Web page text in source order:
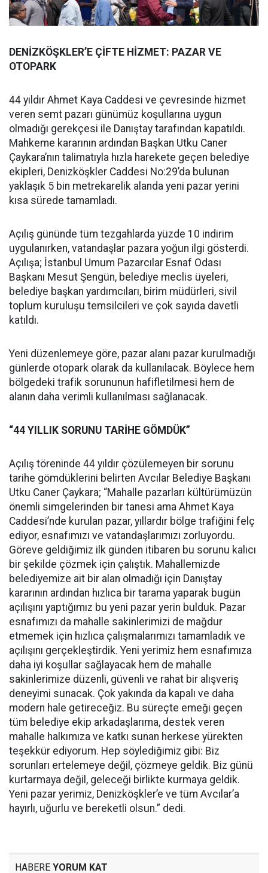
DENİZKÖŞKLER’E ÇİFTE HİZMET: PAZAR VE
OTOPARK
44 yıldır Ahmet Kaya Caddesi ve çevresinde hizmet
veren semt pazarı günümüz koşullarına uygun
olmadığı gerekçesi ile Danıştay tarafından kapatıldı.
Mahkeme kararının ardından Başkan Utku Caner
Çaykara’nın talimatıyla hızla harekete geçen belediye
ekipleri, Denizköşkler Caddesi No:29’da bulunan
yaklaşık 5 bin metrekarelik alanda yeni pazar yerini
kısa sürede tamamladı.
Açılış gününde tüm tezgahlarda yüzde 10 indirim
uygulanırken, vatandaşlar pazara yoğun ilgi gösterdi.
Açılışa; İstanbul Umum Pazarcılar Esnaf Odası
Başkanı Mesut Şengün, belediye meclis üyeleri,
belediye başkan yardımcıları, birim müdürleri, sivil
toplum kuruluşu temsilcileri ve çok sayıda davetli
katıldı.
Yeni düzenlemeye göre, pazar alanı pazar kurulmadığı
günlerde otopark olarak da kullanılacak. Böylece hem
bölgedeki trafik sorununun hafifletilmesi hem de
alanın daha verimli kullanılması sağlanacak.
“44 YILLIK SORUNU TARİHE GÖMDÜK”
Açılış töreninde 44 yıldır çözülemeyen bir sorunu
tarihe gömdüklerini belirten Avcılar Belediye Başkanı
Utku Caner Çaykara; “Mahalle pazarları kültürümüzün
önemli simgelerinden bir tanesi ama Ahmet Kaya
Caddesi’nde kurulan pazar, yıllardır bölge trafiğini felç
ediyor, esnafımızı ve vatandaşlarımızı zorluyordu.
Göreve geldiğimiz ilk günden itibaren bu sorunu kalıcı
bir şekilde çözmek için çalıştık. Mahallemizde
belediyemize ait bir alan olmadığı için Danıştay
kararının ardından hızlıca bir tarama yaparak bugün
açılışını yaptığımız bu yeni pazar yerin bulduk. Pazar
esnafımızı da mahalle sakinlerimizi de mağdur
etmemek için hızlıca çalışmalarımızı tamamladık ve
açılışını gerçekleştirdik. Yeni yerimiz hem esnafımıza
daha iyi koşullar sağlayacak hem de mahalle
sakinlerimize düzenli, güvenli ve rahat bir alışveriş
deneyimi sunacak. Çok yakında da kapalı ve daha
modern hale getireceğiz. Bu süreçte emeği geçen
tüm belediye ekip arkadaşlarıma, destek veren
mahalle halkımıza ve katkı sunan herkese yürekten
teşekkür ediyorum. Hep söylediğimiz gibi: Biz
sorunları ertelemeye değil, çözmeye geldik. Biz günü
kurtarmaya değil, geleceği birlikte kurmaya geldik.
Yeni pazar yerimiz, Denizköşkler’e ve tüm Avcılar’a
hayırlı, uğurlu ve bereketli olsun.” dedi.
HABERE YORUM KAT